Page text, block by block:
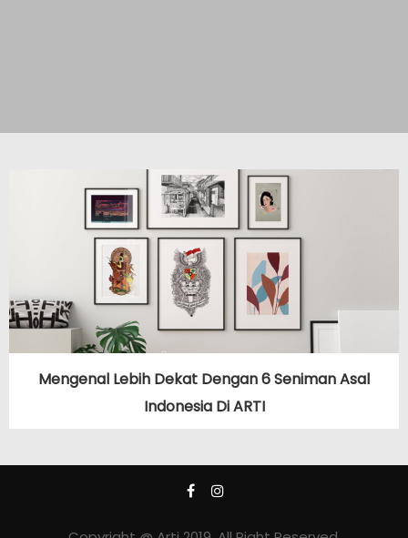
Mengenal Lebih Dekat Dengan 6 Seniman Asal
Indonesia Di ARTI